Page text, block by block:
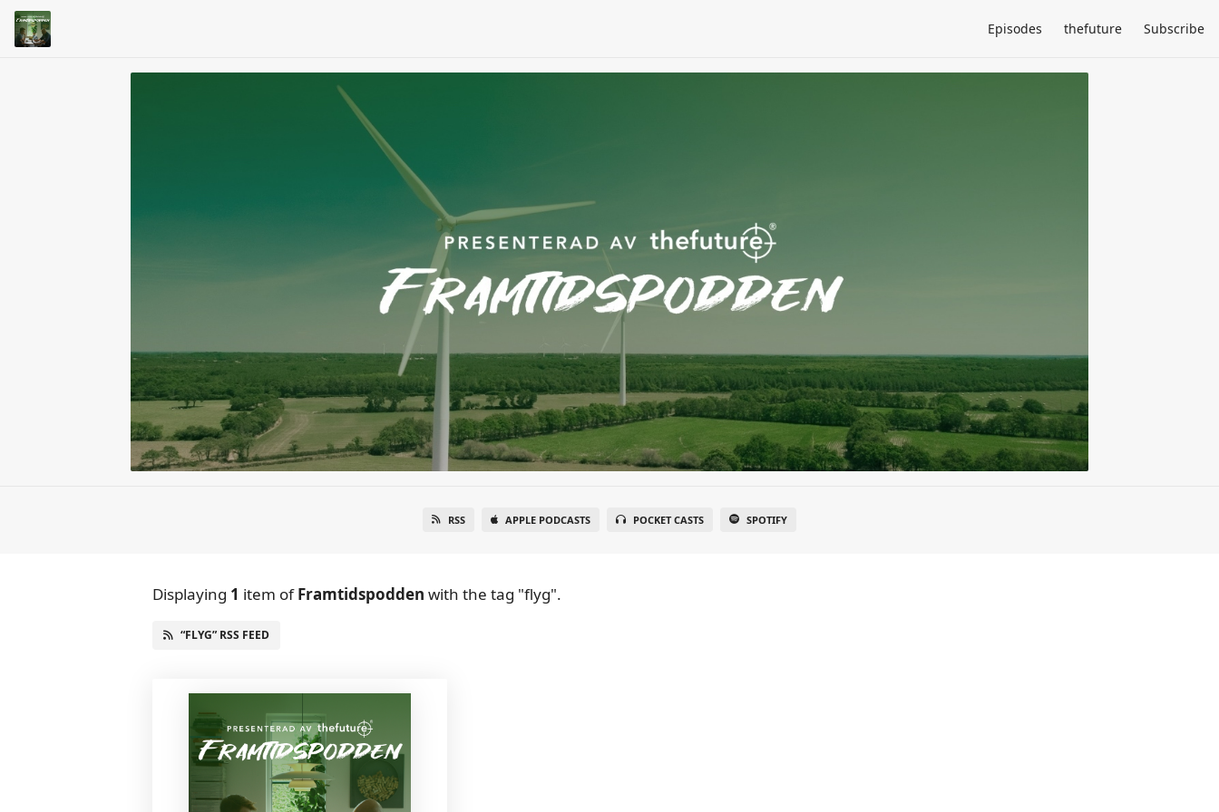
Episodes thefuture Subscribe
RSS APPLE PODCASTS POCKET CASTS SPOTIFY
Displaying 1 item ofFramtidspodden with the tag "flyg".
“FLYG” RSS FEED